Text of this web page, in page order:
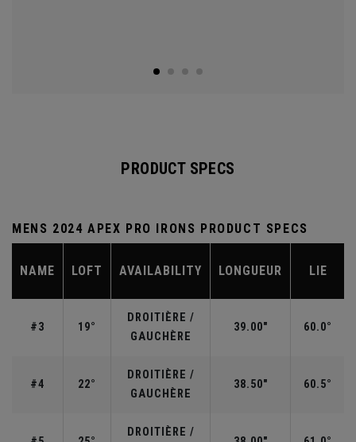
PRODUCT SPECS
MENS 2024 APEX PRO IRONS PRODUCT SPECS
NAME LOFT AVAILABILITY LONGUEUR LIE
#3 19°
DROITIÈRE /
GAUCHÈRE
39.00" 60.0°
#4 22°
DROITIÈRE /
GAUCHÈRE
38.50" 60.5°
DROITIÈRE /